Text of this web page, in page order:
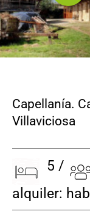
Capellanía.
Villaviciosa
5 /
alquiler: